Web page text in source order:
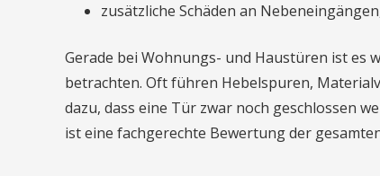
zusätzliche Schäden an
Gerade bei Wohnungs- und Haustüren ist es
betrachten. Oft führen Hebelspuren,
dazu, dass eine Tür zwar noch geschlossen
ist eine fachgerechte Bewertung der